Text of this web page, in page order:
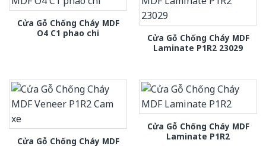
Cửa Gỗ Chống Cháy MDF
O4 C1 phao chi
Cửa Gỗ Chống Cháy MDF
Laminate P1R2 23029
Cửa Gỗ Chống Cháy MDF
Cửa Gỗ Chống Cháy MDF
Laminate P1R2